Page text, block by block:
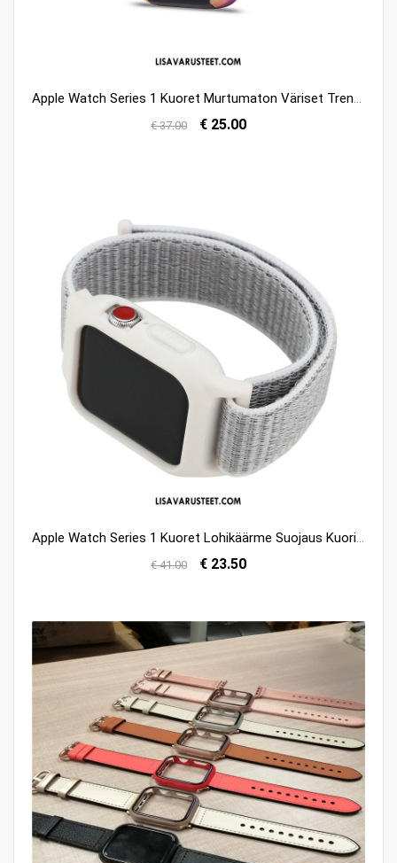
€ 37.00 € 25.00
€ 41.00 € 23.50